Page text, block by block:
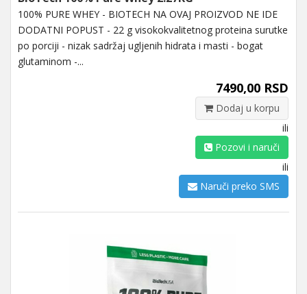
100% PURE WHEY - BIOTECH NA OVAJ PROIZVOD NE IDE
DODATNI POPUST - 22 g visokokvalitetnog proteina surutke
po porciji - nizak sadržaj ugljenih hidrata i masti - bogat
glutaminom -...
7490,00 RSD
Dodaj u korpu
ili
Pozovi i naruči
ili
Naruči preko SMS